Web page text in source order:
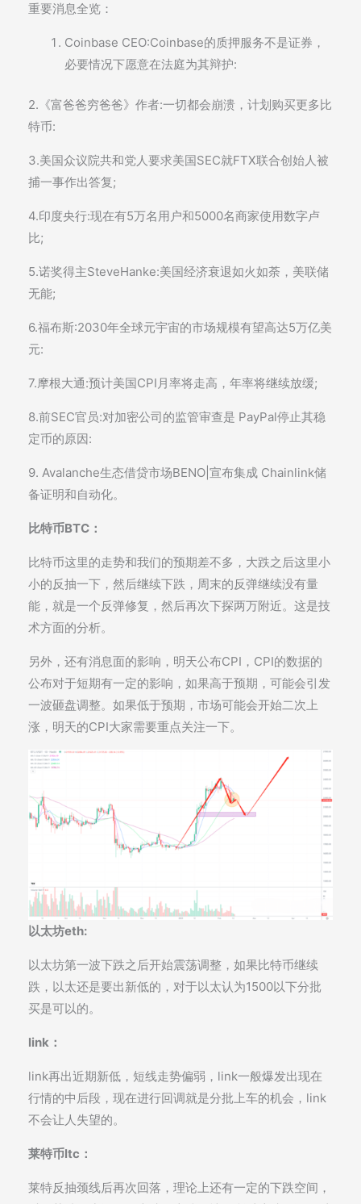
重要消息全览：
Coinbase CEO:Coinbase的质押服务不是证券，
必要情况下愿意在法庭为其辩护:
2.《富爸爸穷爸爸》作者:一切都会崩溃，计划购买更多比
特币:
3.美国众议院共和党人要求美国SEC就FTX联合创始人被
捕一事作出答复;
4.印度央行:现在有5万名用户和5000名商家使用数字卢
比;
5.诺奖得主SteveHanke:美国经济衰退如火如荼，美联储
无能;
6.福布斯:2030年全球元宇宙的市场规模有望高达5万亿美
元:
7.摩根大通:预计美国CPI月率将走高，年率将继续放缓;
8.前SEC官员:对加密公司的监管审查是 PayPal停止其稳
定币的原因:
9. Avalanche生态借贷市场BENO|宣布集成 Chainlink储
备证明和自动化。
比特币BTC：
比特币这里的走势和我们的预期差不多，大跌之后这里小
小的反抽一下，然后继续下跌，周末的反弹继续没有量
能，就是一个反弹修复，然后再次下探两万附近。这是技
术方面的分析。
另外，还有消息面的影响，明天公布CPI，CPI的数据的
公布对于短期有一定的影响，如果高于预期，可能会引发
一波砸盘调整。如果低于预期，市场可能会开始二次上
涨，明天的CPI大家需要重点关注一下。
以太坊eth:
以太坊第一波下跌之后开始震荡调整，如果比特币继续
跌，以太还是要出新低的，对于以太认为1500以下分批
买是可以的。
link：
link再出近期新低，短线走势偏弱，link一般爆发出现在
行情的中后段，现在进行回调就是分批上车的机会，link
不会让人失望的。
莱特币ltc：
莱特反抽颈线后再次回落，理论上还有一定的下跌空间，